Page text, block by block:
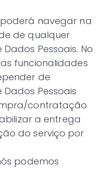
navegar na
de qualquer
Pessoais. No
funcionalidades
de
Pessoais
contratação
a entrega
do serviço por
podemos